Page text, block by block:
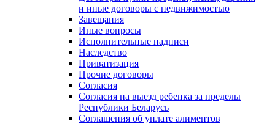
и иные договоры с недвижимостью
Завещания
Иные вопросы
Исполнительные надписи
Наследство
Приватизация
Прочие договоры
Согласия
Согласия на выезд ребенка за пределы
Республики Беларусь
Соглашения об уплате алиментов